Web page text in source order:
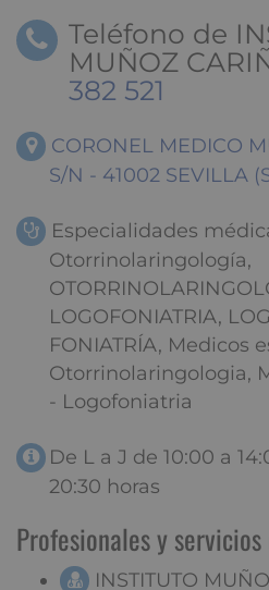
Teléfono de
MUÑOZ
382 521
CORONEL MEDICO
S/N - 41002 SEVILLA
Especialidades
Otorrinolaringología,
LOGOFONIATRIA,
FONIATRÍA, Medicos
Otorrinolaringologia,
- Logofoniatria
De L a J de 10:00 a
20:30 horas
Profesionales y
INSTITUTO